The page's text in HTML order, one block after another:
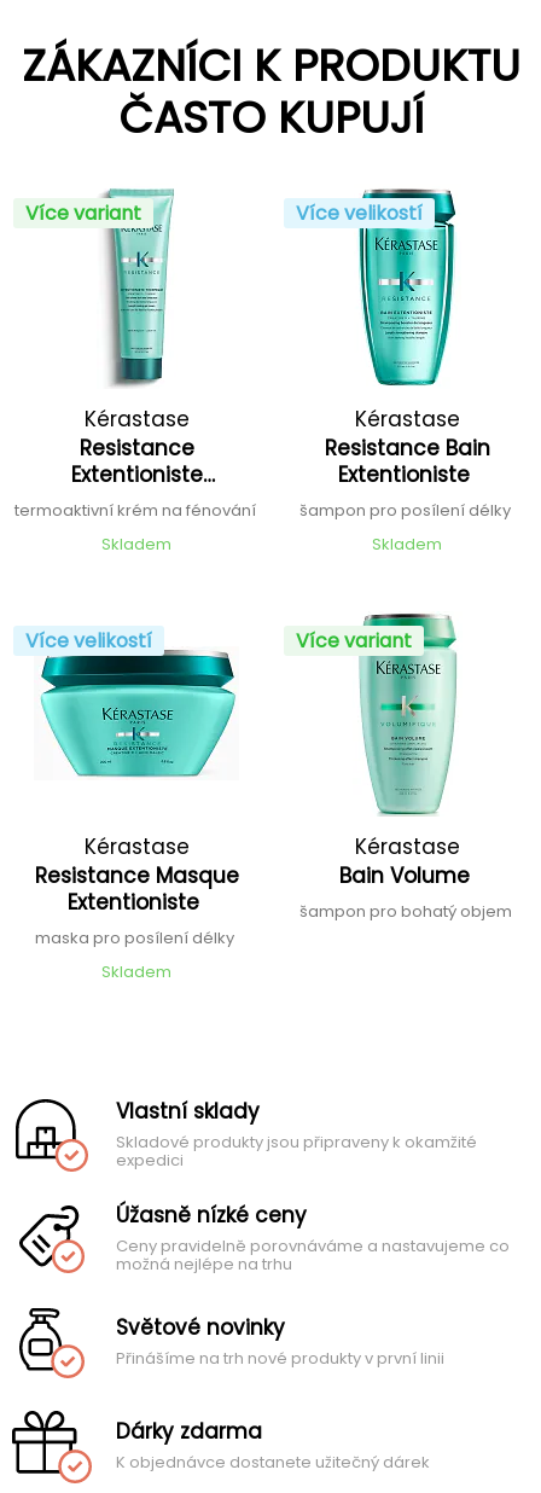
ZÁKAZNÍCI K PRODUKTU
ČASTO KUPUJÍ
Více variant
Kérastase
Resistance
Extentioniste
Thermique
termoaktivní krém na fénování
Skladem
Více velikostí
Kérastase
Resistance Bain
Extentioniste
šampon pro posílení délky
Skladem
Více velikostí
Kérastase
Resistance Masque
Extentioniste
maska pro posílení délky
Skladem
Více variant
Kérastase
Bain Volume
šampon pro bohatý objem
Vlastní sklady
Skladové produkty jsou připraveny k okamžité
expedici
Úžasně nízké ceny
Ceny pravidelně porovnáváme a nastavujeme co
možná nejlépe na trhu
Světové novinky
Přinášíme na trh nové produkty v první linii
Dárky zdarma
K objednávce dostanete užitečný dárek